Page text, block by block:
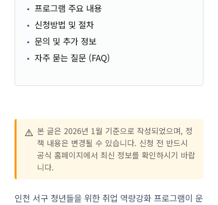
프로그램 주요 내용
신청방법 및 절차
문의 및 추가 정보
자주 묻는 질문 (FAQ)
⚠️ 본 글은 2026년 1월 기준으로 작성되었으며, 정
책 내용은 변경될 수 있습니다. 신청 전 반드시
공식 홈페이지에서 최신 정보를 확인하시기 바랍
니다.
인천 서구 청년들을 위한 취업 역량강화 프로그램이 운